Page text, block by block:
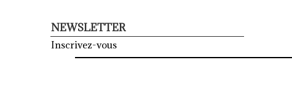
NEWSLETTER
Inscrivez-vous